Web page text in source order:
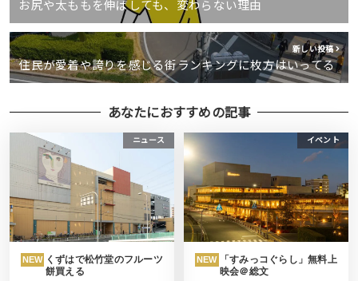
お尻や太ももを伸ばしても、変わらない理由
新しい投稿
住民が愛着や誇りを感じる街ランキングに枚方はいってる
あなたにおすすめの記事
ニュース
NEW くずはで松竹堂のフルーツ
餅買える
イベント
NEW
「すみっコぐらし」無料上
映会＠総文